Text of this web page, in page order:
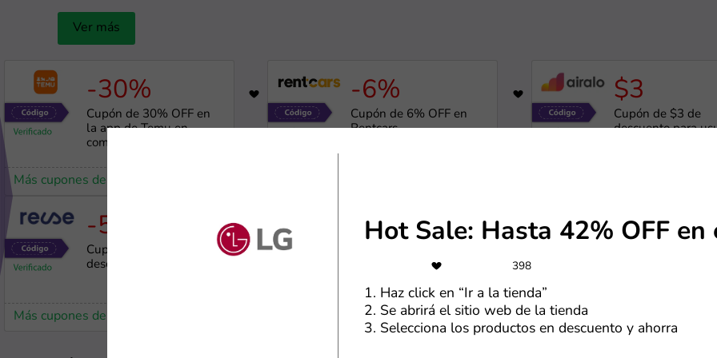
Ver más
-30% 56177
Cupón de 30% OFF en
la app de Temu en
compras sobre S/80
Más cupones de Temu
-5%
Cupón de 5% de
descuento en Reuse
Más cupones de Reuse
-6%
Cupón de 6% OFF en
Rentcars
-17% 1171
estadías Premium
Más cupones de Casa Andina
$3
Cupón de $3 de
descuento para
-5%
Más cupones de Reuse
Hot Sale: Hasta 42% OFF en
398
1. Haz click en “Ir a la tienda”
2. Se abrirá el sitio web de la tienda
3. Selecciona los productos en descuento y ahorra